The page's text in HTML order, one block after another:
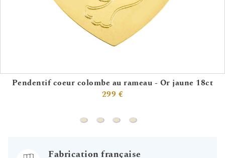
Pendentif coeur colombe au rameau - Or jaune 18ct
299 €
Fabrication française